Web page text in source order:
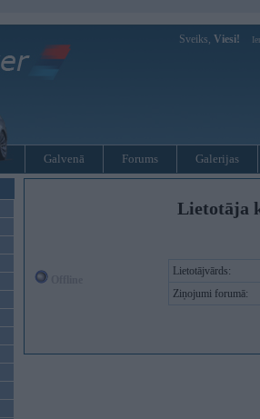
Sveiks, Viesi!
Galvenā Forums Galerijas
Lietotāja
Lietotājvārds:
Ziņojumi forumā: